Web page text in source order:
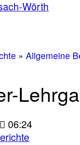
»Allgemeine
06:24